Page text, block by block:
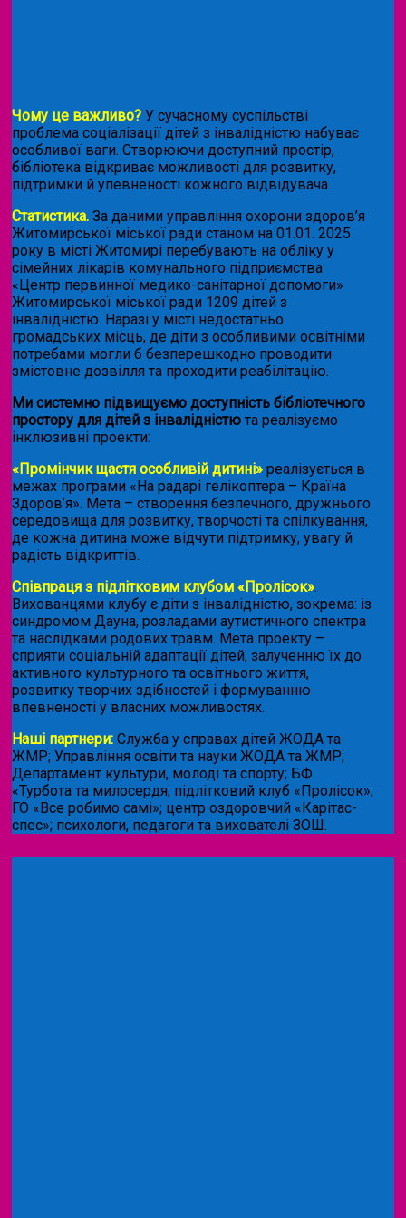
Чому це важливо? У сучасному суспільстві
проблема соціалізації дітей з інвалідністю набуває
особливої ваги. Створюючи доступний простір,
бібліотека відкриває можливості для розвитку,
підтримки й упевненості кожного відвідувача.
Статистика. За даними управління охорони здоров’я
Житомирської міської ради станом на 01.01. 2025
року в місті Житомирі перебувають на обліку у
сімейних лікарів комунального підприємства
«Центр первинної медико-санітарної допомоги»
Житомирської міської ради 1209 дітей з
інвалідністю. Наразі у місті недостатньо
громадських місць, де діти з особливими освітніми
потребами могли б безперешкодно проводити
змістовне дозвілля та проходити реабілітацію.
Ми системно підвищуємо доступність бібліотечного
простору для дітей з інвалідністю та реалізуємо
інклюзивні проекти:
«Промінчик щастя особливій дитині» реалізується в
межах програми «На радарі гелікоптера – Країна
Здоров’я». Мета – створення безпечного, дружнього
середовища для розвитку, творчості та спілкування,
де кожна дитина може відчути підтримку, увагу й
радість відкриттів.
Співпраця з підлітковим клубом «Пролісок».
Вихованцями клубу є діти з інвалідністю, зокрема: із
синдромом Дауна, розладами аутистичного спектра
та наслідками родових травм. Мета проекту –
сприяти соціальній адаптації дітей, залученню їх до
активного культурного та освітнього життя,
розвитку творчих здібностей і формуванню
впевненості у власних можливостях.
Наші партнери: Служба у справах дітей ЖОДА та
ЖМР; Управління освіти та науки ЖОДА та ЖМР;
Департамент культури, молоді та спорту; БФ
«Турбота та милосердя; підлітковий клуб «Пролісок»;
ГО «Все робимо самі»; центр оздоровчий «Карітас-
спес»; психологи, педагоги та вихователі ЗОШ.